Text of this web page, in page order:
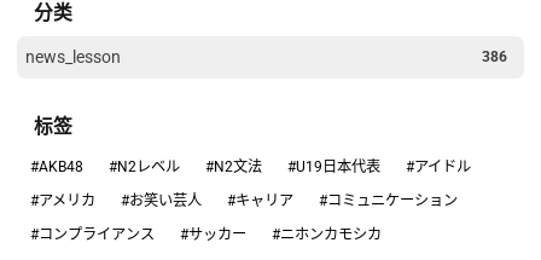
分类
news_lesson 386
标签
#AKB48 #N2レベル #N2文法 #U19日本代表
#アイドル
#アメリカ
#お笑い芸人 #キャリア
#コミュニケーション
#コンプライアンス
#サッカー
#ニホンカモシカ